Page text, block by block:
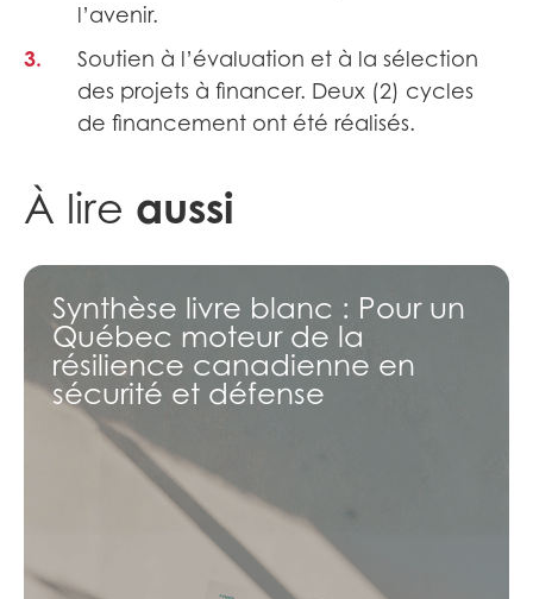
l’avenir.​
Soutien à l’évaluation et à la sélection
des projets à financer. Deux (2) cycles
de financement ont été réalisés.
À lire aussi
Synthèse livre blanc : Pour un
Québec moteur de la
résilience canadienne en
sécurité et défense